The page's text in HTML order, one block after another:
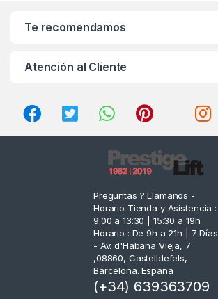
Te recomendamos
Atención al Cliente
Preguntas ? Llamanos -
Horario Tienda y Asistencia :
9:00 a 13:30 | 15:30 a 19h
Horario : De 9h a 21h | 7 Días
- Av. d'Habana Vieja, 7
,08860, Castelldefels,
Barcelona. España
(+34) 639363709